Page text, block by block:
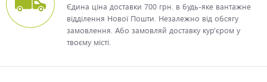
Єдина ціна доставки 700 грн. в будь-яке вантажне
відділення Нової Пошти. Незалежно від обсягу
замовлення. Або замовляй доставку кур'єром у
твоєму місті.